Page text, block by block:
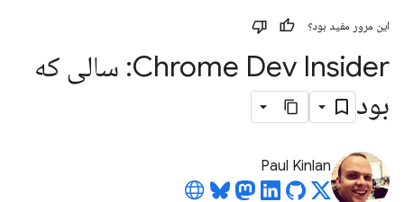
این مرور مفید بود؟
Chrome Dev Insider: سالی که
بود
Paul Kinlan